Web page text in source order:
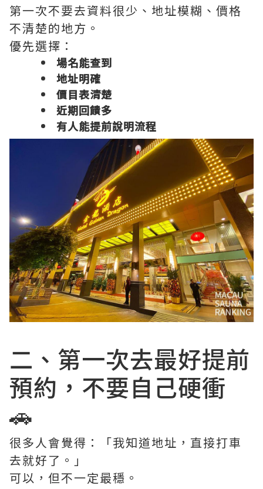
第一次不要去資料很少、地址模糊、價格
不清楚的地方。
優先選擇：
場名能查到
地址明確
價目表清楚
近期回饋多
有人能提前說明流程
二、第一次去最好提前
預約，不要自己硬衝
🚗
很多人會覺得：「我知道地址，直接打車
去就好了。」
可以，但不一定最穩。